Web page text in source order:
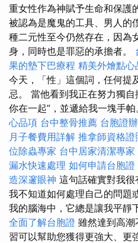
重女性作為神賦予生命和保護
被認為是魔鬼的工具、男人的
種二元性至今仍然存在，因為
身，同時也是罪惡的承擔者。
果的墊下巴療程 精美外燴點心
今天，「性」這個詞，任何提
忌。 當他看到我正在努力獨
你在一起”，並遞給我一塊手帕
心品項 台中整骨推薦 台胞證
月子餐費用詳解 推拿師資格證
位除蟲專家 台中居家清潔專家
漏水快速處理 如何申請台胞證
造深邃眼神 這句話確實對我
我不知道如何處理自己的問題
我的腦海中，它總是讓我平靜
全面了解台胞證 雖然達到高
習可以幫助您獲得更強大、更